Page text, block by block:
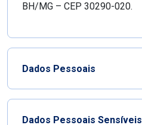
BH/MG – CEP 30290-020.
Dados Pessoais
Dados Pessoais Sensíveis